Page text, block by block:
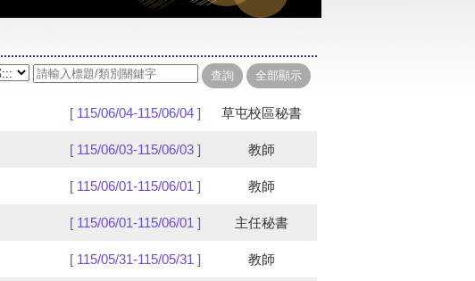
[ 115/06/04-115/06/04 ] 草屯校區秘書
[ 115/06/03-115/06/03 ] 教師
[ 115/06/01-115/06/01 ] 教師
[ 115/06/01-115/06/01 ] 主任秘書
[ 115/05/31-115/05/31 ] 教師